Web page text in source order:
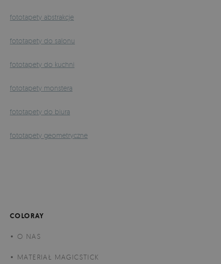
fototapety abstrakcje
fototapety do salonu
fototapety do kuchni
fototapety monstera
fototapety do biura
fototapety geometryczne
COLORAY
O NAS
MATERIAŁ MAGICSTICK